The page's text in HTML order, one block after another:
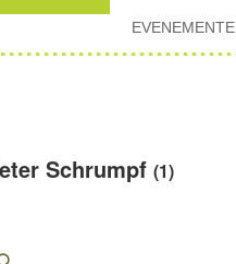
Schrumpf (1)